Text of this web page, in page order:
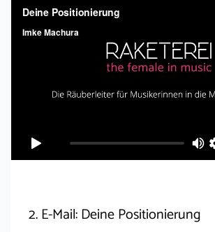
2. E-Mail: Deine Positionierung